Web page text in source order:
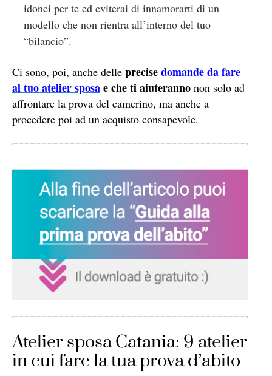
idonei per te ed eviterai di innamorarti di un
modello che non rientra all’interno del tuo
“bilancio”.
Ci sono, poi, anche delle precisedomande da fare
al tuo atelier sposae che ti aiuteranno non solo ad
affrontare la prova del camerino, ma anche a
procedere poi ad un acquisto consapevole.
Atelier sposa Catania: 9 atelier
in cui fare la tua prova d’abito